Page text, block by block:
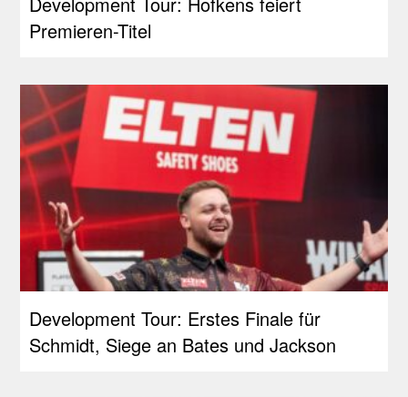
Premieren-Titel
Development Tour: Erstes Finale für
Schmidt, Siege an Bates und Jackson